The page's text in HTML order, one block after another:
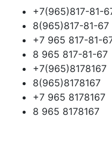
+7(965)817-81-
8(965)817-81-67
+7 965 817-81-
8 965 817-81-67
+7(965)8178167
8(965)8178167
+7 965 8178167
8 965 8178167